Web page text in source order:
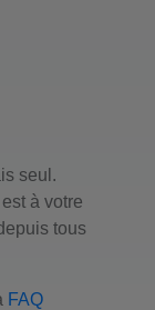
seul.
à votre
tous
FAQ